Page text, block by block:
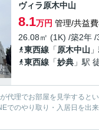
ヴィラ原木中山
8.1万円 管理/共益
26.08㎡ (1K) /築2年 /
東西線 「原木中山
東西線 「妙典 」駅
代理でお部屋を見学すると
でのやり取り・入居日を出